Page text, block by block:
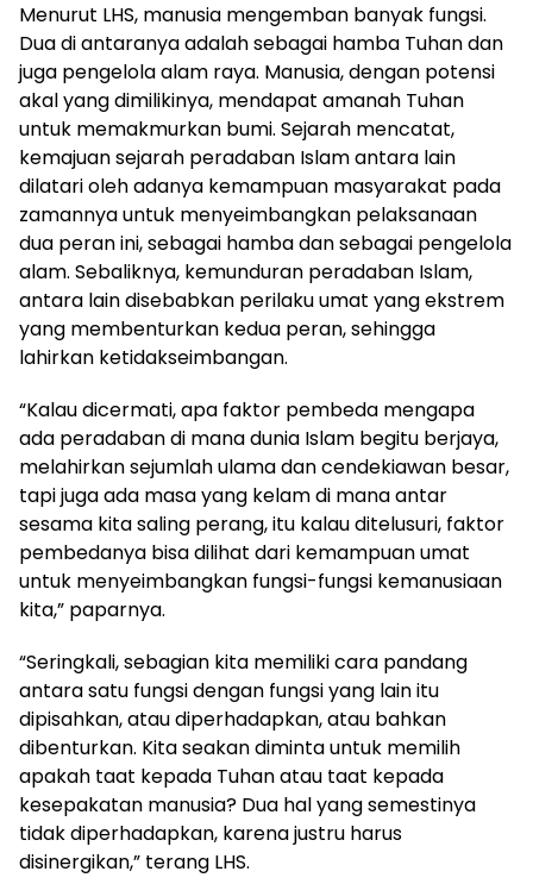
Menurut LHS, manusia mengemban banyak fungsi.
Dua di antaranya adalah sebagai hamba Tuhan dan
juga pengelola alam raya. Manusia, dengan potensi
akal yang dimilikinya, mendapat amanah Tuhan
untuk memakmurkan bumi. Sejarah mencatat,
kemajuan sejarah peradaban Islam antara lain
dilatari oleh adanya kemampuan masyarakat pada
zamannya untuk menyeimbangkan pelaksanaan
dua peran ini, sebagai hamba dan sebagai pengelola
alam. Sebaliknya, kemunduran peradaban Islam,
antara lain disebabkan perilaku umat yang ekstrem
yang membenturkan kedua peran, sehingga
lahirkan ketidakseimbangan.
“Kalau dicermati, apa faktor pembeda mengapa
ada peradaban di mana dunia Islam begitu berjaya,
melahirkan sejumlah ulama dan cendekiawan besar,
tapi juga ada masa yang kelam di mana antar
sesama kita saling perang, itu kalau ditelusuri, faktor
pembedanya bisa dilihat dari kemampuan umat
untuk menyeimbangkan fungsi-fungsi kemanusiaan
kita,” paparnya.
“Seringkali, sebagian kita memiliki cara pandang
antara satu fungsi dengan fungsi yang lain itu
dipisahkan, atau diperhadapkan, atau bahkan
dibenturkan. Kita seakan diminta untuk memilih
apakah taat kepada Tuhan atau taat kepada
kesepakatan manusia? Dua hal yang semestinya
tidak diperhadapkan, karena justru harus
disinergikan,” terang LHS.